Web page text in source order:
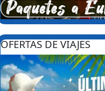
OFERTAS DE VIAJES